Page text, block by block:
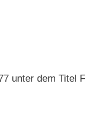
unter dem Titel